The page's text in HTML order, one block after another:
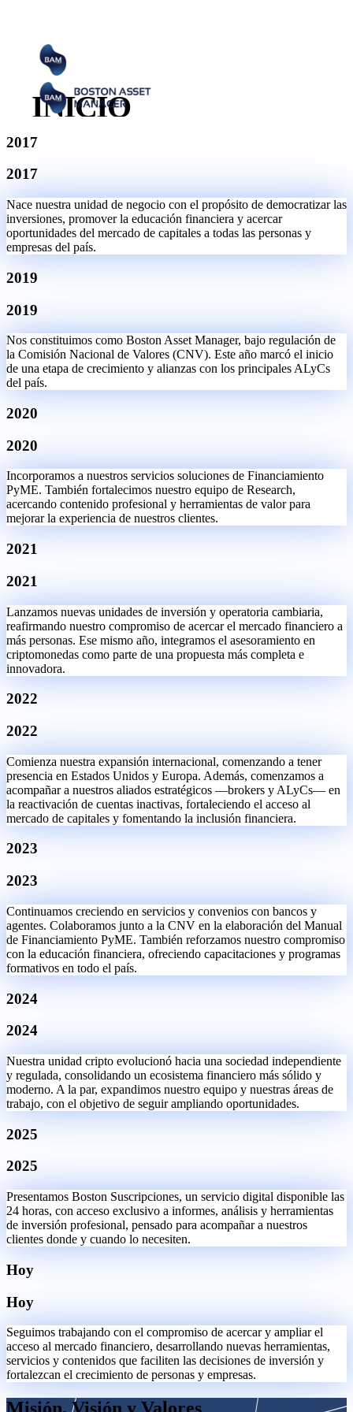
INICIO
LA EMPRESA
ABRA SU CUENTA
CONTACTO
INVERSIONES
Idioma
Socials
LinkedInTwitter Instagram
Somos una empresa argentina especializada en asesoramiento
financiero dentro del mercado de capitales.
Nuestra Historia
2017
2017
Nace nuestra unidad de negocio con el propósito de democratizar las
inversiones, promover la educación financiera y acercar
oportunidades del mercado de capitales a todas las personas y
empresas del país.
2019
2019
Nos constituimos como Boston Asset Manager, bajo regulación de
la Comisión Nacional de Valores (CNV). Este año marcó el inicio
de una etapa de crecimiento y alianzas con los principales ALyCs
del país.
2020
2020
Incorporamos a nuestros servicios soluciones de Financiamiento
PyME. También fortalecimos nuestro equipo de Research,
acercando contenido profesional y herramientas de valor para
mejorar la experiencia de nuestros clientes.
2021
2021
Lanzamos nuevas unidades de inversión y operatoria cambiaria,
reafirmando nuestro compromiso de acercar el mercado financiero a
más personas. Ese mismo año, integramos el asesoramiento en
criptomonedas como parte de una propuesta más completa e
innovadora.
2022
2022
Comienza nuestra expansión internacional, comenzando a tener
presencia en Estados Unidos y Europa. Además, comenzamos a
acompañar a nuestros aliados estratégicos —brokers y ALyCs— en
la reactivación de cuentas inactivas, fortaleciendo el acceso al
mercado de capitales y fomentando la inclusión financiera.
2023
2023
Continuamos creciendo en servicios y convenios con bancos y
agentes. Colaboramos junto a la CNV en la elaboración del Manual
de Financiamiento PyME. También reforzamos nuestro compromiso
con la educación financiera, ofreciendo capacitaciones y programas
formativos en todo el país.
2024
2024
Nuestra unidad cripto evolucionó hacia una sociedad independiente
y regulada, consolidando un ecosistema financiero más sólido y
moderno. A la par, expandimos nuestro equipo y nuestras áreas de
trabajo, con el objetivo de seguir ampliando oportunidades.
2025
2025
Presentamos Boston Suscripciones, un servicio digital disponible las
24 horas, con acceso exclusivo a informes, análisis y herramientas
de inversión profesional, pensado para acompañar a nuestros
clientes donde y cuando lo necesiten.
Hoy
Hoy
Seguimos trabajando con el compromiso de acercar y ampliar el
acceso al mercado financiero, desarrollando nuevas herramientas,
servicios y contenidos que faciliten las decisiones de inversión y
fortalezcan el crecimiento de personas y empresas.